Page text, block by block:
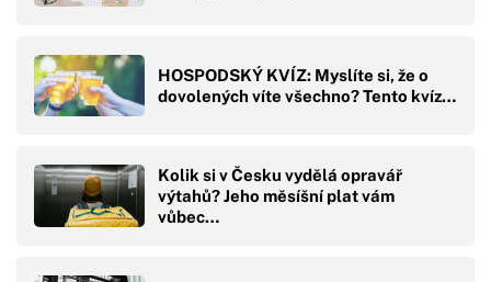
HOSPODSKÝ KVÍZ: Myslíte si, že o
dovolených víte všechno? Tento kvíz…
Kolik si v Česku vydělá opravář
výtahů? Jeho měsíšní plat vám
vůbec…